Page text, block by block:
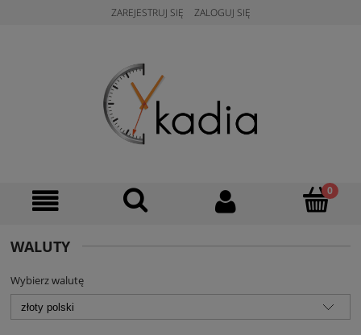
ZAREJESTRUJ SIĘ ZALOGUJ SIĘ
WALUTY
Wybierz walutę